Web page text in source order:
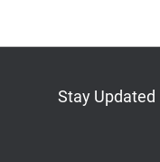
Stay Updated